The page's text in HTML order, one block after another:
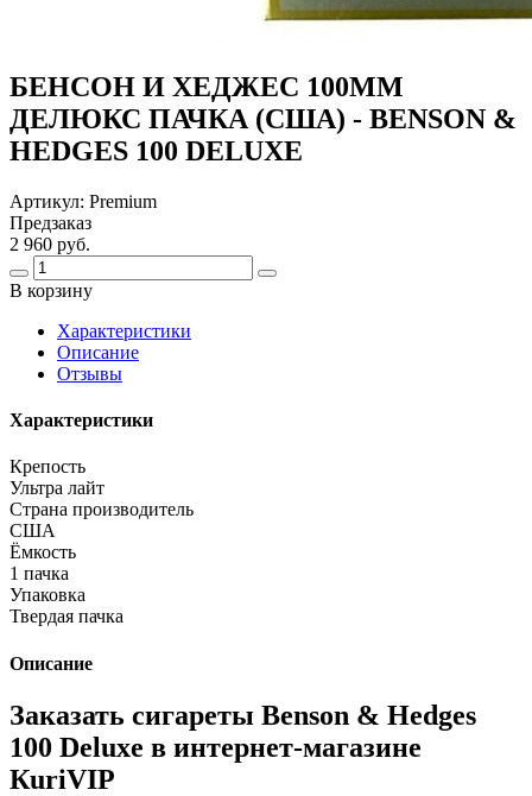
БЕНСОН И ХЕДЖЕС 100ММ
ДЕЛЮКС ПАЧКА (США) - BENSON &
HEDGES 100 DELUXE
Артикул: Premium
Предзаказ
2 960 руб.
В корзину
Харaктеристики
Описание
Отзывы
Характеристики
Крепость
Ультра лайт
Страна производитель
США
Ёмкость
1 пачка
Упаковка
Твердая пачка
Описание
Заказать сигареты Benson & Hedges
100 Deluxe в интернет-магазине
КuriVIP